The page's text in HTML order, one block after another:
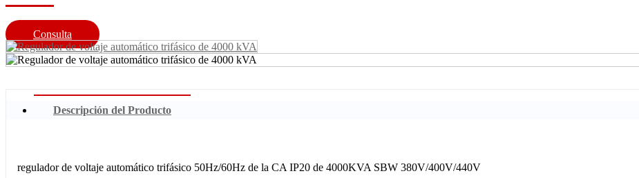
Consulta
Descripción del Producto
regulador de voltaje automático trifásico 50Hz/60Hz de la CA IP20 de 4000KVA SBW 380V/400V/440V